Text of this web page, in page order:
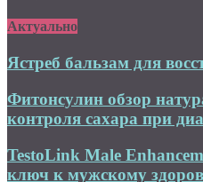
Актуально
Ястреб бальзам для
Фитонсулин обзор
контроля сахара при
TestoLink Male
ключ к мужскому